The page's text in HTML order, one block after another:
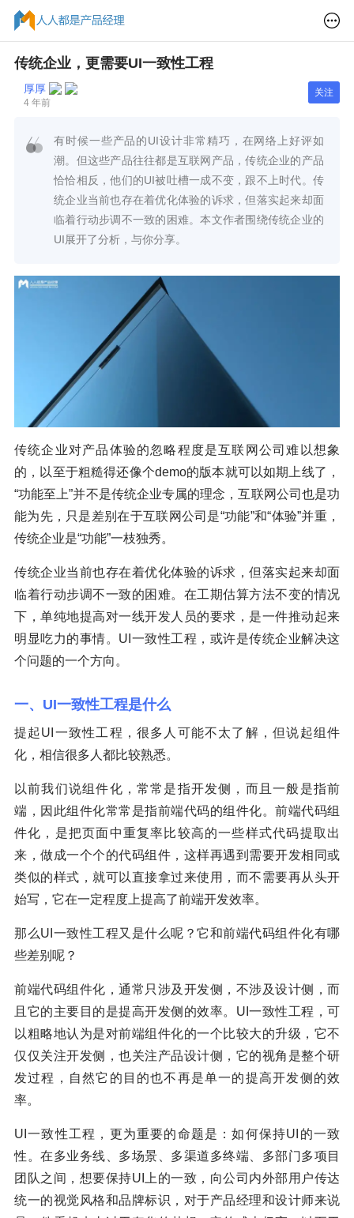
传统企业，更需要UI一致性工程
厚厚
4 年前
关注
有时候一些产品的UI设计非常精巧，在网络上好评如
潮。但这些产品往往都是互联网产品，传统企业的产品
恰恰相反，他们的UI被吐槽一成不变，跟不上时代。传
统企业当前也存在着优化体验的诉求，但落实起来却面
临着行动步调不一致的困难。本文作者围绕传统企业的
UI展开了分析，与你分享。
传统企业对产品体验的忽略程度是互联网公司难以想象
的，以至于粗糙得还像个demo的版本就可以如期上线了，
“功能至上”并不是传统企业专属的理念，互联网公司也是功
能为先，只是差别在于互联网公司是“功能”和“体验”并重，
传统企业是“功能”一枝独秀。
传统企业当前也存在着优化体验的诉求，但落实起来却面
临着行动步调不一致的困难。在工期估算方法不变的情况
下，单纯地提高对一线开发人员的要求，是一件推动起来
明显吃力的事情。UI一致性工程，或许是传统企业解决这
个问题的一个方向。
一、UI一致性工程是什么
提起UI一致性工程，很多人可能不太了解，但说起组件
化，相信很多人都比较熟悉。
以前我们说组件化，常常是指开发侧，而且一般是指前
端，因此组件化常常是指前端代码的组件化。前端代码组
件化，是把页面中重复率比较高的一些样式代码提取出
来，做成一个个的代码组件，这样再遇到需要开发相同或
类似的样式，就可以直接拿过来使用，而不需要再从头开
始写，它在一定程度上提高了前端开发效率。
那么UI一致性工程又是什么呢？它和前端代码组件化有哪
些差别呢？
前端代码组件化，通常只涉及开发侧，不涉及设计侧，而
且它的主要目的是提高开发侧的效率。UI一致性工程，可
以粗略地认为是对前端组件化的一个比较大的升级，它不
仅仅关注开发侧，也关注产品设计侧，它的视角是整个研
发过程，自然它的目的也不再是单一的提高开发侧的效
率。
UI一致性工程，更为重要的命题是：如何保持UI的一致
性。在多业务线、多场景、多渠道多终端、多部门多项目
团队之间，想要保持UI上的一致，向公司内外部用户传达
统一的视觉风格和品牌标识，对于产品经理和设计师来说